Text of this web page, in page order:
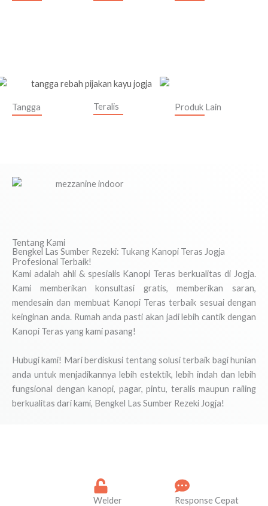
Tangga Teralis Produk Lain
Tentang Kami
Bengkel Las Sumber Rezeki: Tukang Kanopi Teras Jogja
Profesional Terbaik!
Kami adalah ahli & spesialis Kanopi Teras berkualitas di Jogja.
Kami memberikan konsultasi gratis, memberikan saran,
mendesain dan membuat Kanopi Teras terbaik sesuai dengan
keinginan anda. Rumah anda pasti akan jadi lebih cantik dengan
Kanopi Teras yang kami pasang!
Hubugi kami! Mari berdiskusi tentang solusi terbaik bagi hunian
anda untuk menjadikannya lebih estektik, lebih indah dan lebih
fungsional dengan kanopi, pagar, pintu, teralis maupun railing
berkualitas dari kami, Bengkel Las Sumber Rezeki Jogja!
Welder
Response Cepat